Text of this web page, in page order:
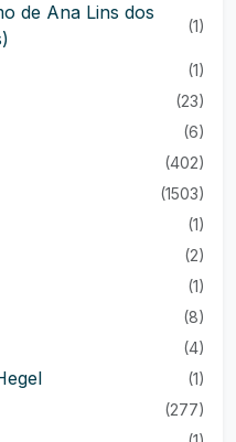
de Ana Lins dos
(1)
(1)
(23)
(6)
(402)
(1503)
(1)
(2)
(1)
(8)
(4)
(1)
(277)